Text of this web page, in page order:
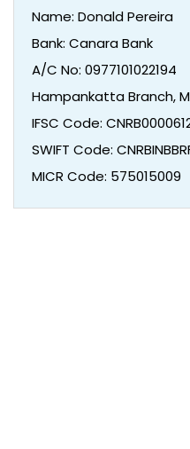
Name: Donald Pereira
Bank: Canara Bank
A/C No: 0977101022194
Hampankatta Branch,
IFSC Code:
SWIFT Code:
MICR Code: 575015009